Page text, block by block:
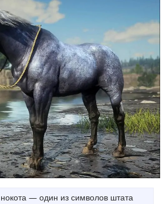
— один из символов штата